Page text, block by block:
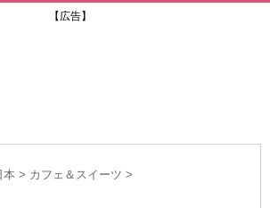
【広告】
本 > カフェ＆スイーツ >